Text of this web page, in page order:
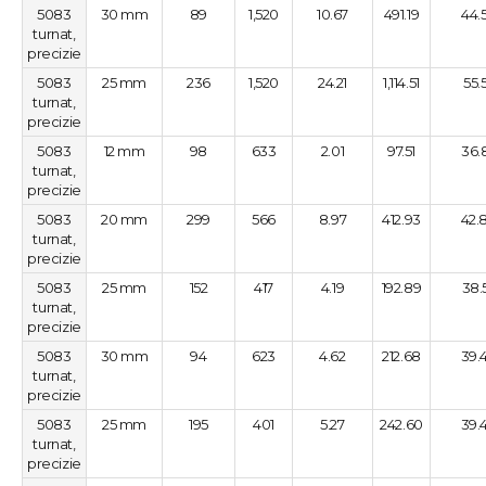
5083
turnat,
precizie
30 mm 89 1,520 10.67 491.19
5083
turnat,
precizie
25 mm 236 1,520 24.21 1,114.51
5083
turnat,
precizie
12 mm 98 633 2.01 97.51
5083
turnat,
precizie
20 mm 299 566 8.97 412.93
5083
turnat,
precizie
25 mm 152 417 4.19 192.89
5083
turnat,
precizie
30 mm 94 623 4.62 212.68
5083
turnat,
precizie
25 mm 195 401 5.27 242.60